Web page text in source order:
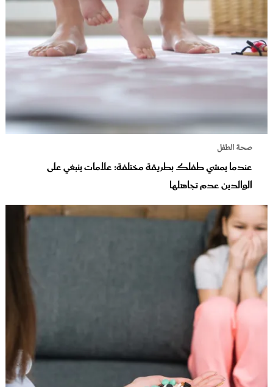
صحة الطفل
عندما يمشي طفلك بطريقة مختلفة: علامات ينبغي على
الوالدين عدم تجاهلها